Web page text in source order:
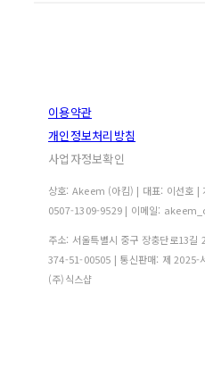
이용약관
개인정보처리방침
사업자정보확인
상호: Akeem (아킴) | 대표: 이선호 |
0507-1309-9529 | 이메일:
주소: 서울특별시 중구 장충단로13
374-51-00505 | 통신판매: 제 2025-
(주)식스샵